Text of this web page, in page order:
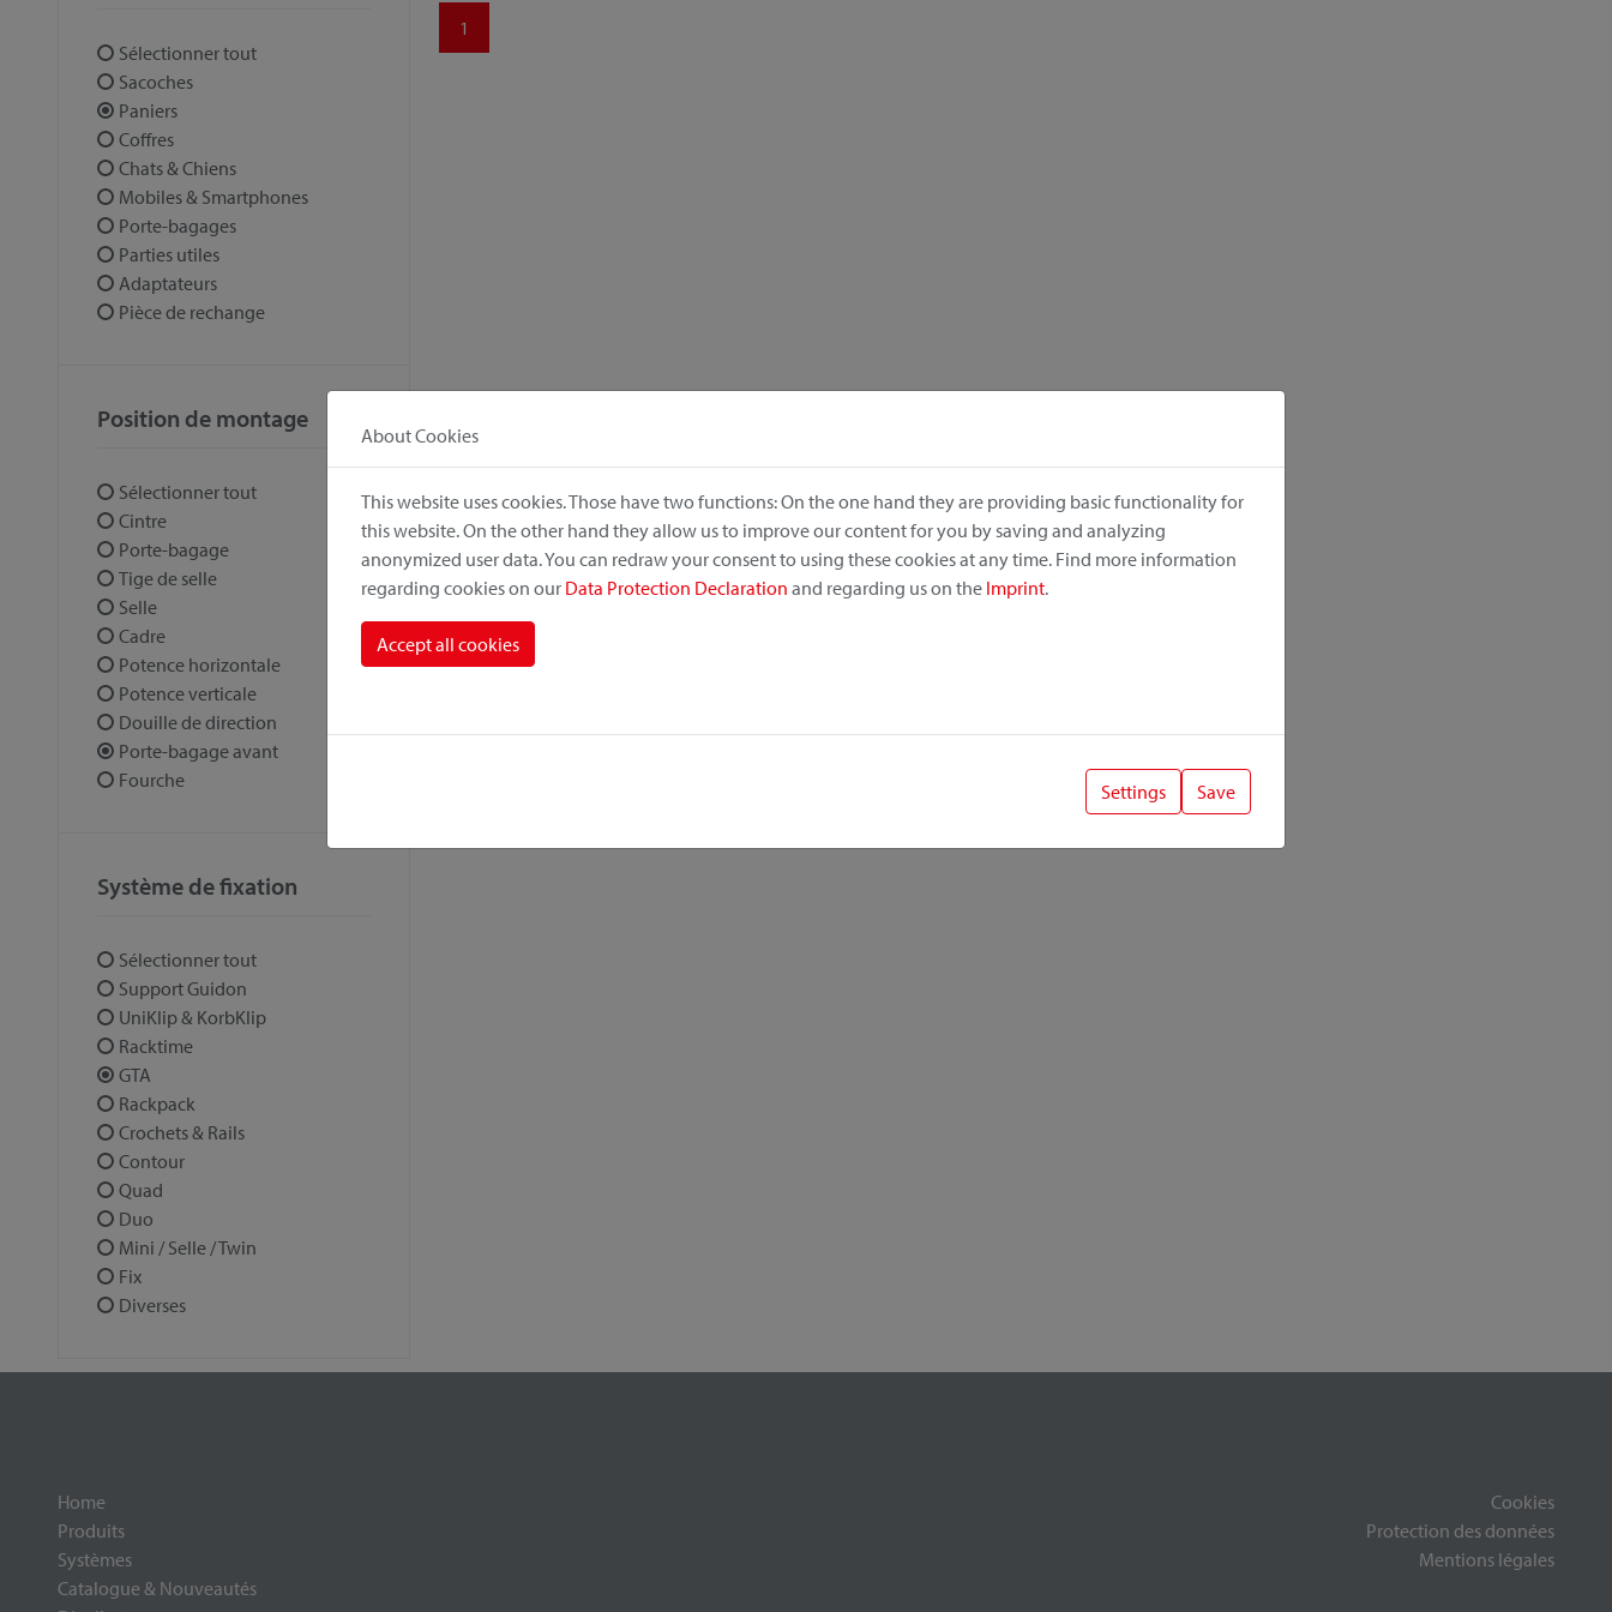
Sélectionner tout
Sacoches
Paniers
Coffres
Chats & Chiens
Mobiles & Smartphones
Porte-bagages
Parties utiles
Adaptateurs
Pièce de rechange
Position de montage
Sélectionner tout
Cintre
Porte-bagage
Tige de selle
Selle
Cadre
Potence horizontale
Potence verticale
Douille de direction
Porte-bagage avant
Fourche
Système de fixation
Sélectionner tout
Support Guidon
UniKlip & KorbKlip
Racktime
GTA
Rackpack
Crochets & Rails
Contour
Quad
Duo
Mini / Selle / Twin
Fix
Diverses
1
Home
Produits
Systèmes
Catalogue & Nouveautés
Cookies
Protection des données
Mentions légales
About Cookies
This website uses cookies. Those have two functions: On the one hand they are providing basic functionality for
this website. On the other hand they allow us to improve our content for you by saving and analyzing
anonymized user data. You can redraw your consent to using these cookies at any time. Find more information
regarding cookies on our Data Protection Declaration and regarding us on the Imprint.
Accept all cookies
Settings Save